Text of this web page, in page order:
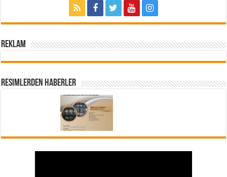
REKLAM
Resimlerden Haberler